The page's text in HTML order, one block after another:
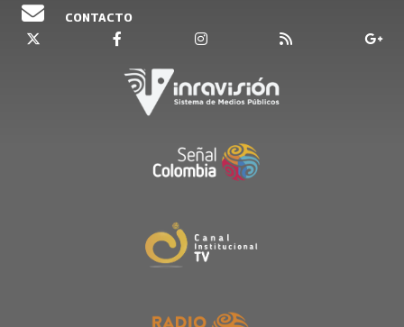
CONTACTO